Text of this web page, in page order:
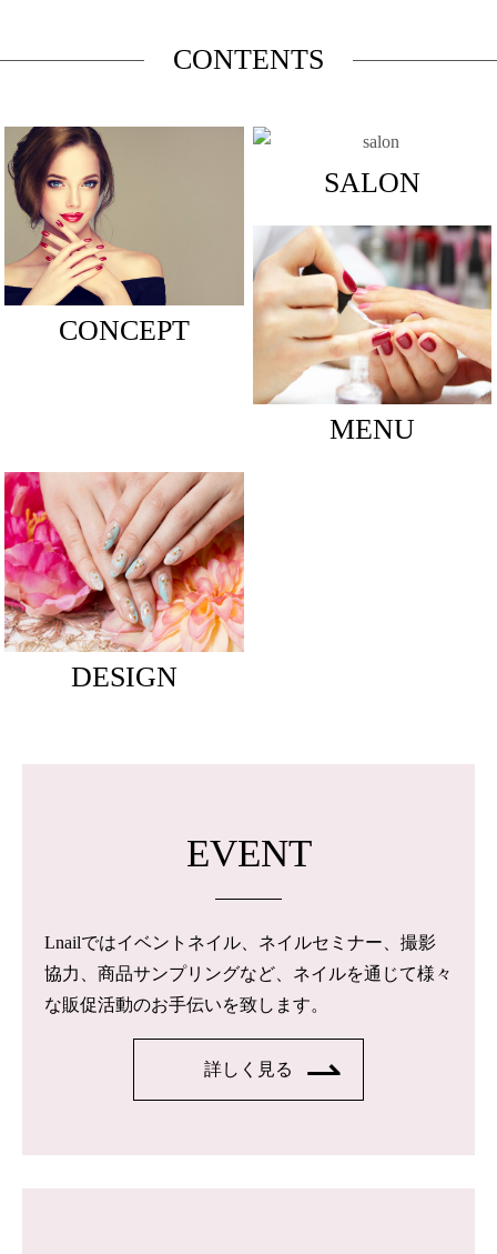
CONTENTS
CONCEPT
SALON
MENU
DESIGN
EVENT
Lnailではイベントネイル、ネイルセミナー、撮影
協力、商品サンプリングなど、ネイルを通じて様々
な販促活動のお手伝いを致します。
詳しく見る